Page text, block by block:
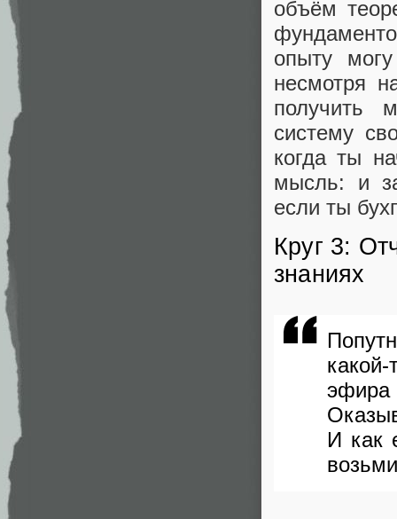
объём
опыту
несмотря
получить
систему
когда ты
мысль: и
если ты
Круг 3:
знаниях
И как